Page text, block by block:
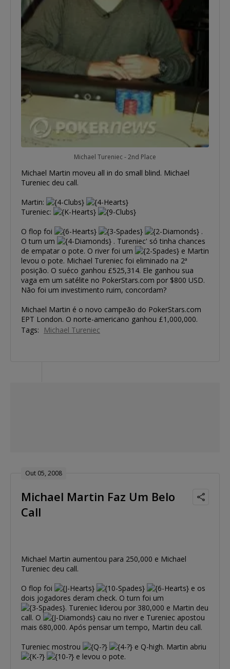
Michael Tureniec - 2nd Place
Michael Martin moveu all in do small blind. Michael
Tureniec deu call.
Martin:
Tureniec:
O flop foi
.
O turn um
. Tureniec' só tinha chances
de empatar o pote. O river foi um
e Martin
levou o pote. Michael Tureniec foi eliminado na 2ª
posição. O suéco ganhou £525,314. Ele ganhou sua
vaga em um satélite no PokerStars.com por $800 USD.
Não foi um investimento ruim, concordam?
Michael Martin é o novo campeão do PokerStars.com
EPT London. O norte-americano ganhou £1,000,000.
Tags:
Michael Tureniec
Out 05, 2008
Michael Martin Faz Um Belo
Call
Michael Martin aumentou para 250,000 e Michael
Tureniec deu call.
O flop foi
e os
dois jogadores deram check. O turn foi um
. Tureniec liderou por 380,000 e Martin deu
call. O
caiu no river e Tureniec apostou
mais 680,000. Após pensar um tempo, Martin deu call.
Tureniec mostrou
e Q-high. Martin abriu
e levou o pote.